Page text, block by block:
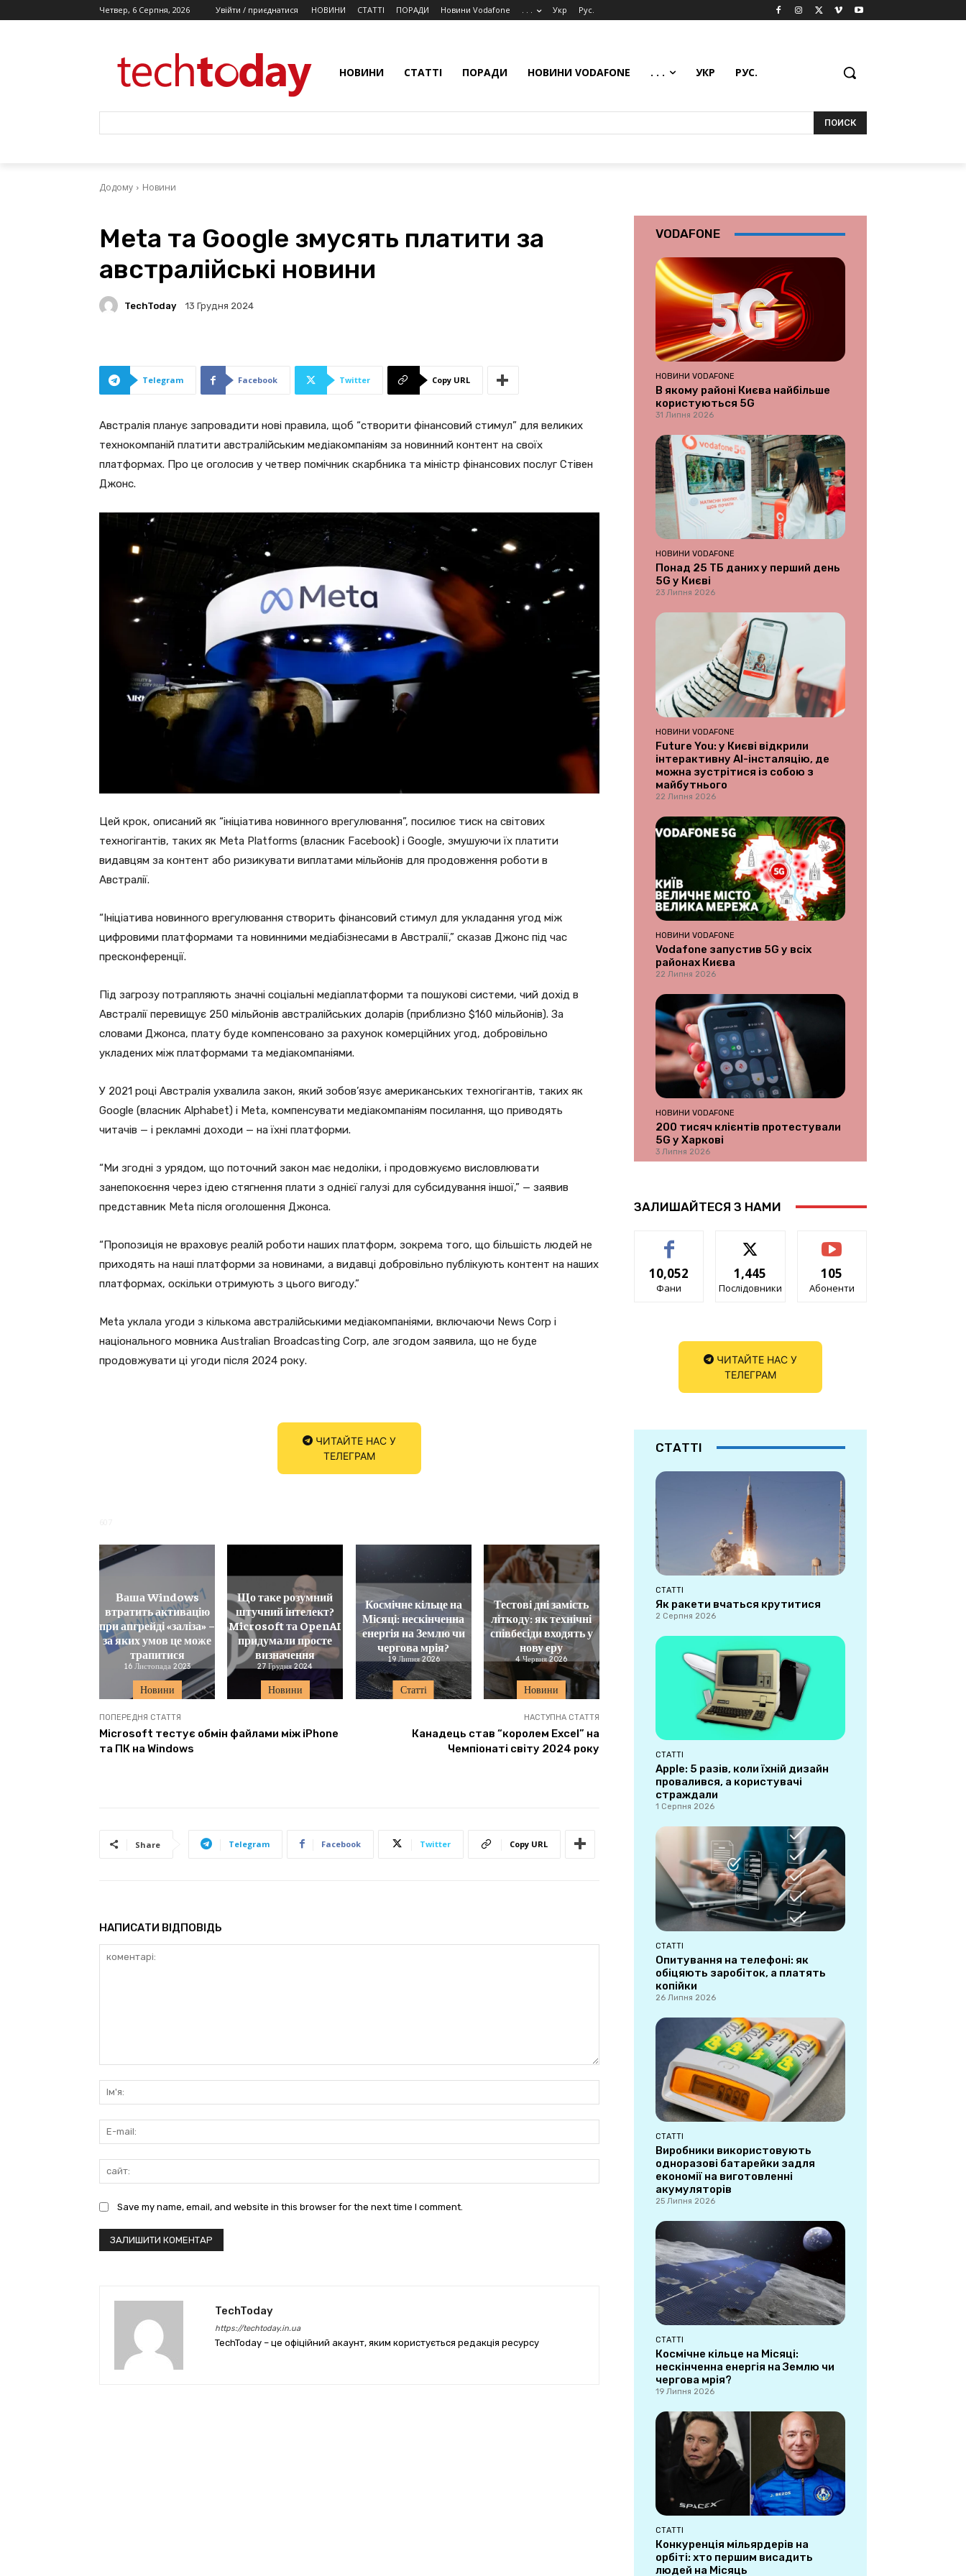
Четвер, 6 Серпня, 2026 Увійти / приєднатися НОВИНИ СТАТТІ ПОРАДИ Новини Vodafone . . . Укр Рус.
НОВИНИ СТАТТІ ПОРАДИ НОВИНИ VODAFONE . . . УКР РУС.
ПОИСК
Додому Новини
Meta та Google змусять платити за
австралійські новини
TechToday 13 Грудня 2024
Telegram Facebook Twitter Copy URL
Австралія планує запровадити нові правила, щоб “створити фінансовий стимул” для великих
технокомпаній платити австралійським медіакомпаніям за новинний контент на своїх
платформах. Про це оголосив у четвер помічник скарбника та міністр фінансових послуг Стівен
Джонс.
Цей крок, описаний як “ініціатива новинного врегулювання”, посилює тиск на світових
техногігантів, таких як Meta Platforms (власник Facebook) і Google, змушуючи їх платити
видавцям за контент або ризикувати виплатами мільйонів для продовження роботи в
Австралії.
“Ініціатива новинного врегулювання створить фінансовий стимул для укладання угод між
цифровими платформами та новинними медіабізнесами в Австралії,” сказав Джонс під час
пресконференції.
Під загрозу потрапляють значні соціальні медіаплатформи та пошукові системи, чий дохід в
Австралії перевищує 250 мільйонів австралійських доларів (приблизно $160 мільйонів). За
словами Джонса, плату буде компенсовано за рахунок комерційних угод, добровільно
укладених між платформами та медіакомпаніями.
У 2021 році Австралія ухвалила закон, який зобов’язує американських техногігантів, таких як
Google (власник Alphabet) і Meta, компенсувати медіакомпаніям посилання, що приводять
читачів — і рекламні доходи — на їхні платформи.
“Ми згодні з урядом, що поточний закон має недоліки, і продовжуємо висловлювати
занепокоєння через ідею стягнення плати з однієї галузі для субсидування іншої,” — заявив
представник Meta після оголошення Джонса.
“Пропозиція не враховує реалій роботи наших платформ, зокрема того, що більшість людей не
приходять на наші платформи за новинами, а видавці добровільно публікують контент на наших
платформах, оскільки отримують з цього вигоду.”
Meta уклала угоди з кількома австралійськими медіакомпаніями, включаючи News Corp і
національного мовника Australian Broadcasting Corp, але згодом заявила, що не буде
продовжувати ці угоди після 2024 року.
ЧИТАЙТЕ НАС У
ТЕЛЕГРАМ
Новини
Ваша Windows
втратить активацію
при апгрейді «заліза» –
за яких умов це може
трапитися
16 Листопада 2023
Новини
Що таке розумний
штучний інтелект?
Microsoft та OpenAI
придумали просте
визначення
27 Грудня 2024
Статті
Космічне кільце на
Місяці: нескінченна
енергія на Землю чи
чергова мрія?
19 Липня 2026
Новини
Тестові дні замість
літкоду: як технічні
співбесіди входять у
нову еру
4 Червня 2026
ПОПЕРЕДНЯ СТАТТЯ
Microsoft тестує обмін файлами між iPhone
та ПК на Windows
НАСТУПНА СТАТТЯ
Канадець став “королем Excel” на
Чемпіонаті світу 2024 року
Share Telegram Facebook Twitter Copy URL
НАПИСАТИ ВІДПОВІДЬ
mail:
Save my name, email, and website in this browser for the next time I comment.
TechToday
https://techtoday.in.ua
TechToday – це офіційний акаунт, яким користується редакція ресурсу
VODAFONE
НОВИНИ VODAFONE
В якому районі Києва найбільше
користуються 5G
31 Липня 2026
НОВИНИ VODAFONE
Понад 25 ТБ даних у перший день
5G у Києві
23 Липня 2026
НОВИНИ VODAFONE
Future You: у Києві відкрили
інтерактивну AI-інсталяцію, де
можна зустрітися із собою з
майбутнього
22 Липня 2026
НОВИНИ VODAFONE
Vodafone запустив 5G у всіх
районах Києва
22 Липня 2026
НОВИНИ VODAFONE
200 тисяч клієнтів протестували
5G у Харкові
3 Липня 2026
ЗАЛИШАЙТЕСЯ З НАМИ
10,052
Фани
1,445
Послідовники
105
Абоненти
ЧИТАЙТЕ НАС У
ТЕЛЕГРАМ
СТАТТІ
СТАТТІ
Як ракети вчаться крутитися
2 Серпня 2026
СТАТТІ
Apple: 5 разів, коли їхній дизайн
провалився, а користувачі
страждали
1 Серпня 2026
СТАТТІ
Опитування на телефоні: як
обіцяють заробіток, а платять
копійки
26 Липня 2026
СТАТТІ
Виробники використовують
одноразові батарейки задля
економії на виготовленні
акумуляторів
25 Липня 2026
СТАТТІ
Космічне кільце на Місяці:
нескінченна енергія на Землю чи
чергова мрія?
19 Липня 2026
СТАТТІ
Конкуренція мільярдерів на
орбіті: хто першим висадить
людей на Місяць